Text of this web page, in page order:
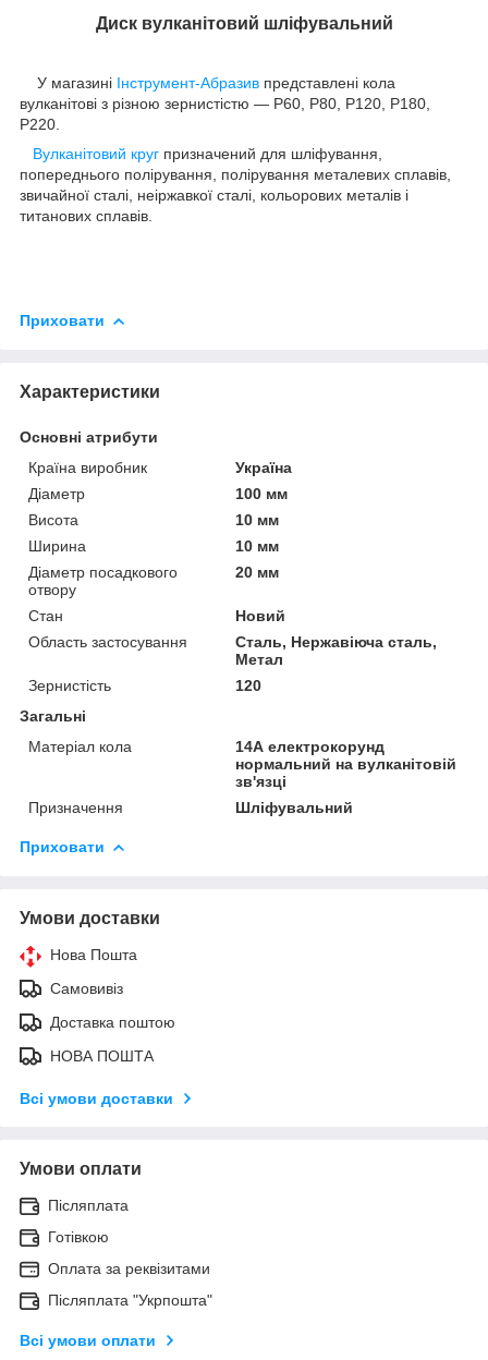
Диск вулканітовий шліфувальний
У магазині Інструмент-Абразив представлені кола
вулканітові з різною зернистістю — Р60, Р80, Р120, Р180,
Р220.
Вулканітовий круг призначений для шліфування,
попереднього полірування, полірування металевих сплавів,
звичайної сталі, неіржавкої сталі, кольорових металів і
титанових сплавів.
Приховати
Характеристики
Основні атрибути
Країна виробник
Україна
Діаметр
100 мм
Висота
10 мм
Ширина
10 мм
Діаметр посадкового
отвору
20 мм
Стан
Новий
Область застосування
Сталь, Нержавіюча сталь,
Метал
Зернистість
120
Загальні
Матеріал кола
14А електрокорунд
нормальний на вулканітовій
зв'язці
Призначення
Шліфувальний
Приховати
Умови доставки
Нова Пошта
Самовивіз
Доставка поштою
НОВА ПОШТА
Всі умови доставки
Умови оплати
Післяплата
Готівкою
Оплата за реквізитами
Післяплата "Укрпошта"
Всі умови оплати